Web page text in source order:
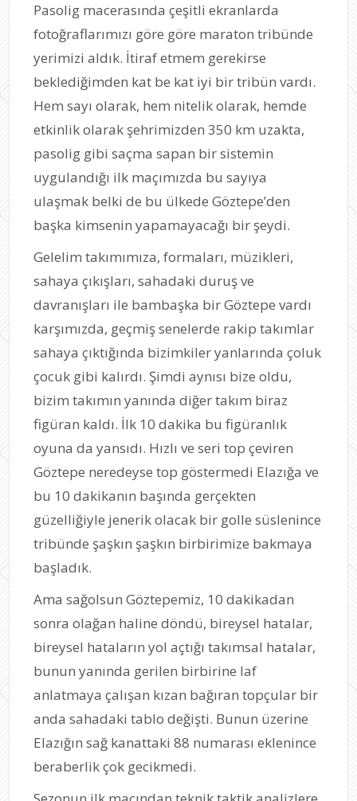
Pasolig macerasında çeşitli ekranlarda
fotoğraflarımızı göre göre maraton tribünde
yerimizi aldık. İtiraf etmem gerekirse
beklediğimden kat be kat iyi bir tribün vardı.
Hem sayı olarak, hem nitelik olarak, hemde
etkinlik olarak şehrimizden 350 km uzakta,
pasolig gibi saçma sapan bir sistemin
uygulandığı ilk maçımızda bu sayıya
ulaşmak belki de bu ülkede Göztepe’den
başka kimsenin yapamayacağı bir şeydi.
Gelelim takımımıza, formaları, müzikleri,
sahaya çıkışları, sahadaki duruş ve
davranışları ile bambaşka bir Göztepe vardı
karşımızda, geçmiş senelerde rakip takımlar
sahaya çıktığında bizimkiler yanlarında çoluk
çocuk gibi kalırdı. Şimdi aynısı bize oldu,
bizim takımın yanında diğer takım biraz
figüran kaldı. İlk 10 dakika bu figüranlık
oyuna da yansıdı. Hızlı ve seri top çeviren
Göztepe neredeyse top göstermedi Elazığa ve
bu 10 dakikanın başında gerçekten
güzelliğiyle jenerik olacak bir golle süslenince
tribünde şaşkın şaşkın birbirimize bakmaya
başladık.
Ama sağolsun Göztepemiz, 10 dakikadan
sonra olağan haline döndü, bireysel hatalar,
bireysel hataların yol açtığı takımsal hatalar,
bunun yanında gerilen birbirine laf
anlatmaya çalışan kızan bağıran topçular bir
anda sahadaki tablo değişti. Bunun üzerine
Elazığın sağ kanattaki 88 numarası eklenince
beraberlik çok gecikmedi.